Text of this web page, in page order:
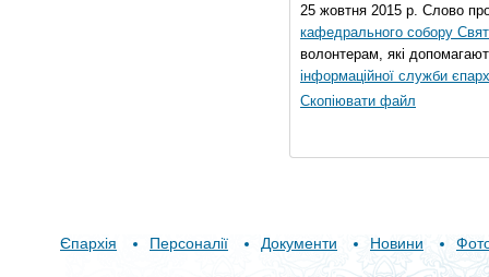
25 жовтня 2015 р. Слово
кафедрального собору
волонтерам, які
інформаційної служби
Скопіювати файл
Єпархія Персоналії Документи Новини